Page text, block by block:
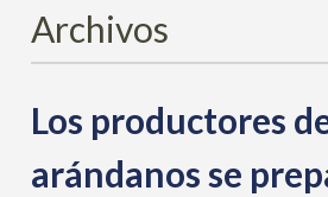
Archivos
Los productores
arándanos se